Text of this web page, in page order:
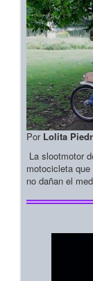
Por Lolita
La slootmotor
motocicleta
no dañan el